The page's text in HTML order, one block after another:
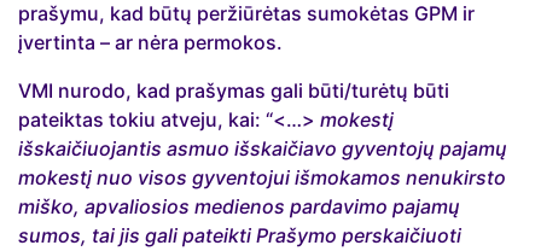
prašymu, kad būtų peržiūrėtas sumokėtas GPM ir
įvertinta – ar nėra permokos.
VMI nurodo, kad prašymas gali būti/turėtų būti
pateiktas tokiu atveju, kai: “<…> mokestį
išskaičiuojantis asmuo išskaičiavo gyventojų pajamų
mokestį nuo visos gyventojui išmokamos nenukirsto
miško, apvaliosios medienos pardavimo pajamų
sumos, tai jis gali pateikti Prašymo perskaičiuoti